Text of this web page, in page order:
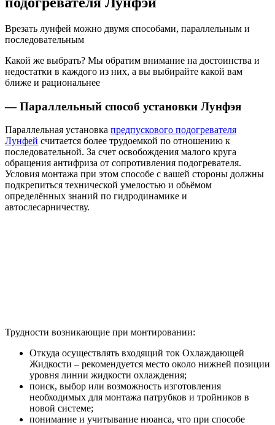
Врезать лунфей можно двумя способами, параллельным и
последовательным
Какой же выбрать? Мы обратим внимание на достоинства и
недостатки в каждого из них, а вы выбирайте какой вам
ближе и рациональнее
— Параллельный способ установки Лунфэя
Параллельная установка предпускового подогревателя
Лунфей считается более трудоемкой по отношению к
последовательной. За счет освобождения малого круга
обращения антифриза от сопротивления подогревателя.
Условия монтажа при этом способе с вашей стороны должны
подкрепиться технической умелостью и обьёмом
определённых знаний по гидродинамике и
автослесарничеству.
Трудности возникающие при монтировании:
Откуда осуществлять входящий ток Охлаждающей
Жидкости – рекомендуется место около нижней позиции
уровня линии жидкости охлаждения;
поиск, выбор или возможность изготовления
необходимых для монтажа патрубков и тройников в
новой системе;
понимание и учитывание нюанса, что при способе